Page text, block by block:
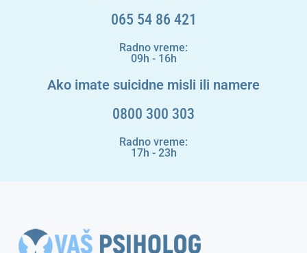
065 54 86 421
Radno vreme:
09h - 16h
Ako imate suicidne misli ili namere
0800 300 303
Radno vreme:
17h - 23h